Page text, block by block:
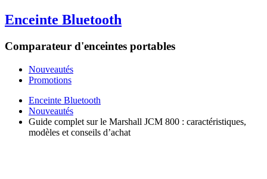
Enceinte Bluetooth
Comparateur d'enceintes portables
Nouveautés
Promotions
Enceinte Bluetooth
Nouveautés
Guide complet sur le Marshall JCM 800 : caractéristiques,
modèles et conseils d’achat